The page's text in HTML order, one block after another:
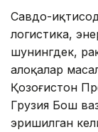
Савдо-
логистика,
шунингдек,
алоқалар
Қозоғистон
Грузия Бош
эришилган